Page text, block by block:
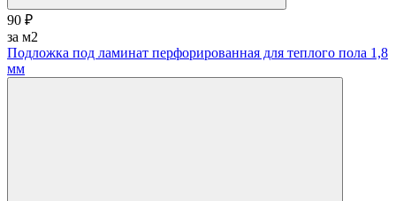
90 ₽
за м2
Подложка под ламинат перфорированная для теплого пола 1,8
мм